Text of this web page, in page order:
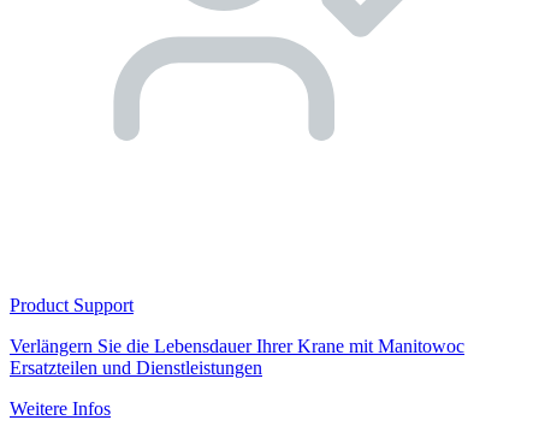
Product Support
Verlängern Sie die Lebensdauer Ihrer Krane mit Manitowoc
Ersatzteilen und Dienstleistungen
Weitere Infos